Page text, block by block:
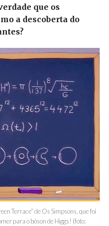
que os
a descoberta do
Terrace” de Os Simpsons, que foi
para o bóson de Higgs! (foto: